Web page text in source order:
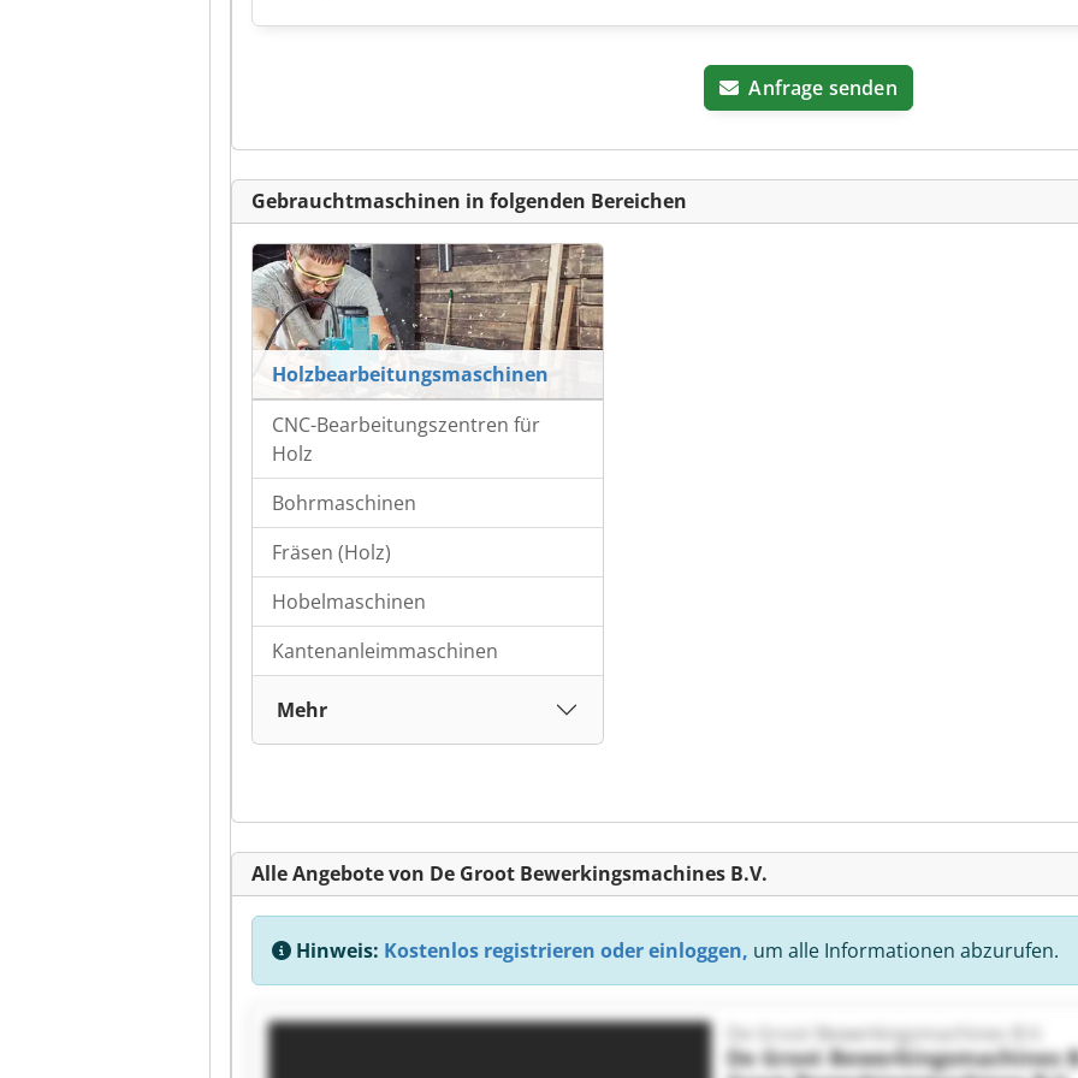
Anfrage senden
Gebrauchtmaschinen in folgenden Bereichen
Holzbearbeitungsmaschinen
CNC-Bearbeitungszentren für
Holz
Bohrmaschinen
Fräsen (Holz)
Hobelmaschinen
Kantenanleimmaschinen
Mehr
Alle Angebote von De Groot Bewerkingsmachines B.V.
Hinweis: Kostenlos registrieren oder einloggen, um alle Informationen abzurufen.
De Groot Bewerkingsmachines B.V.
De Groot Bewerkingsmachines